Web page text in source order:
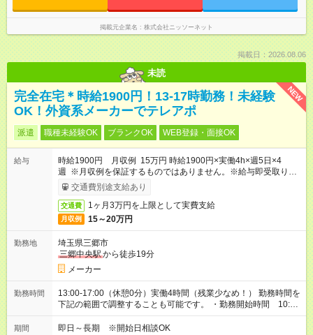
掲載元企業名 株式会社ニッソーネット
掲載日：2026.08.06
未読
NEW
完全在宅＊時給1900円！13-17時勤務！未経験
OK！外資系メーカーでテレアポ
派遣 職種未経験OK ブランクOK WEB登録・面接OK
給与
時給1900円 月収例 15万円 時給1900円×実働4h×週5日×4
週 ※月収例を保証するものではありません。※給与即受取りサ
ービス利用可（利用条件有）
交通費別途支給あり
交通費 1ヶ月3万円を上限として実費支給
月収例 15～20万円
勤務地
埼玉県三郷市
三郷中央駅から徒歩19分
メーカー
勤務時間
13:00-17:00（休憩0分）実働4時間（残業少なめ！） 勤務時間を
下記の範囲で調整することも可能です。 ・勤務開始時間 10:00
～13:00 ・勤務終了時間 14:00～17:00
期間 即日～長期 ※開始日相談OK